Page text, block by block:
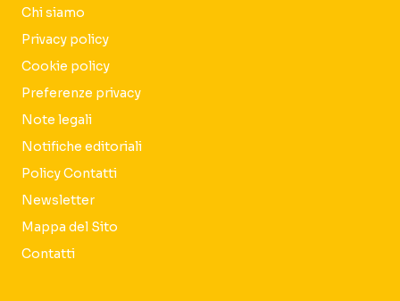
Chi siamo
Privacy policy
Cookie policy
Preferenze privacy
Note legali
Notifiche editoriali
Policy Contatti
Newsletter
Mappa del Sito
Contatti